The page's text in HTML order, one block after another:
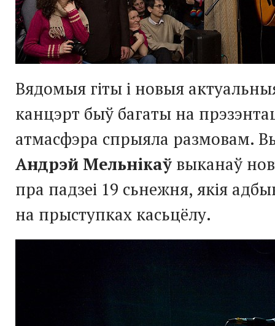
Вядомыя гіты і новыя
канцэрт быў багаты на
атмасфэра спрыяла размовам.
Андрэй Мельнікаў выканаў
пра падзеі 19 сьнежня, якія
на прыступках касьцёлу.